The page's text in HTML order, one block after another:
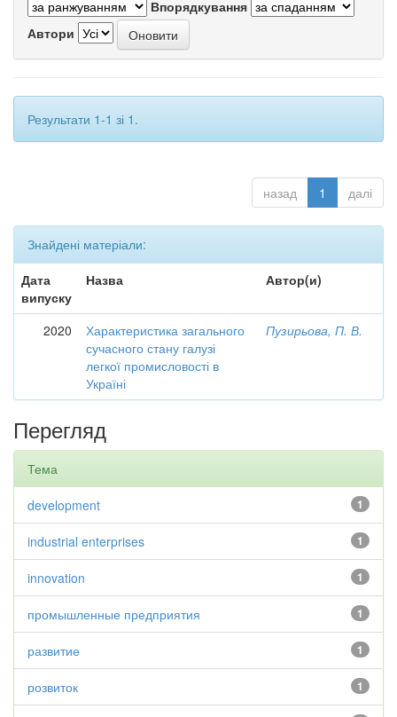
Впорядкування
Автори
Результати 1-1 зі 1.
назад 1 далі
Знайдені матеріали:
Дата
випуску
Назва Автор(и)
2020
Характеристика загального
сучасного стану галузі
легкої промисловості в
Україні
Пузирьова, П. В.
Перегляд
Тема
1
development
1
industrial enterprises
1
innovation
1
промышленные предприятия
1
развитие
1
розвиток